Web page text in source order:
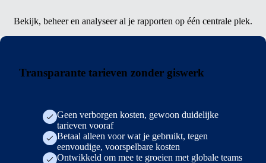
Bekijk, beheer en analyseer al je rapporten op één centrale plek.
Transparante tarieven zonder giswerk
Geen verborgen kosten, gewoon duidelijke
tarieven vooraf
Betaal alleen voor wat je gebruikt, tegen
eenvoudige, voorspelbare kosten
Ontwikkeld om mee te groeien met globale teams